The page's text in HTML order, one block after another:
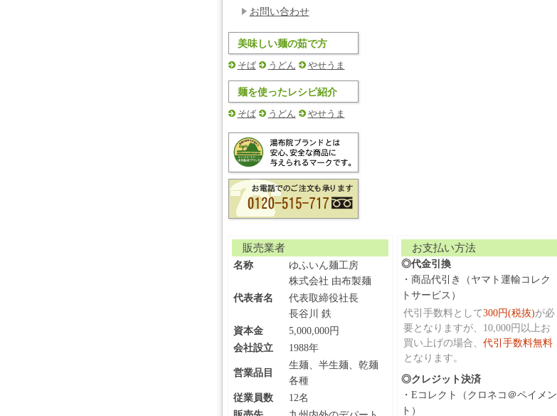
お問い合わせ
美味しい麺の茹で方
そば うどん やせうま
麺を使ったレシピ紹介
そば うどん やせうま
販売業者
名称
ゆふいん麺工房
株式会社 由布製麺
代表者名
代表取締役社長
長谷川 鉄
資本金
5,000,000円
会社設立
1988年
営業品目
生麺、半生麺、乾麺
各種
従業員数
12名
お支払い方法
◎代金引換
・商品代引き（ヤマト運輸コレク
トサービス）
代引手数料として300円(税抜)が必
要となりますが、10,000円以上お
買い上げの場合、 代引手数料無料
となります。
◎クレジット決済
・Eコレクト（クロネコ＠ペイメン
ト）